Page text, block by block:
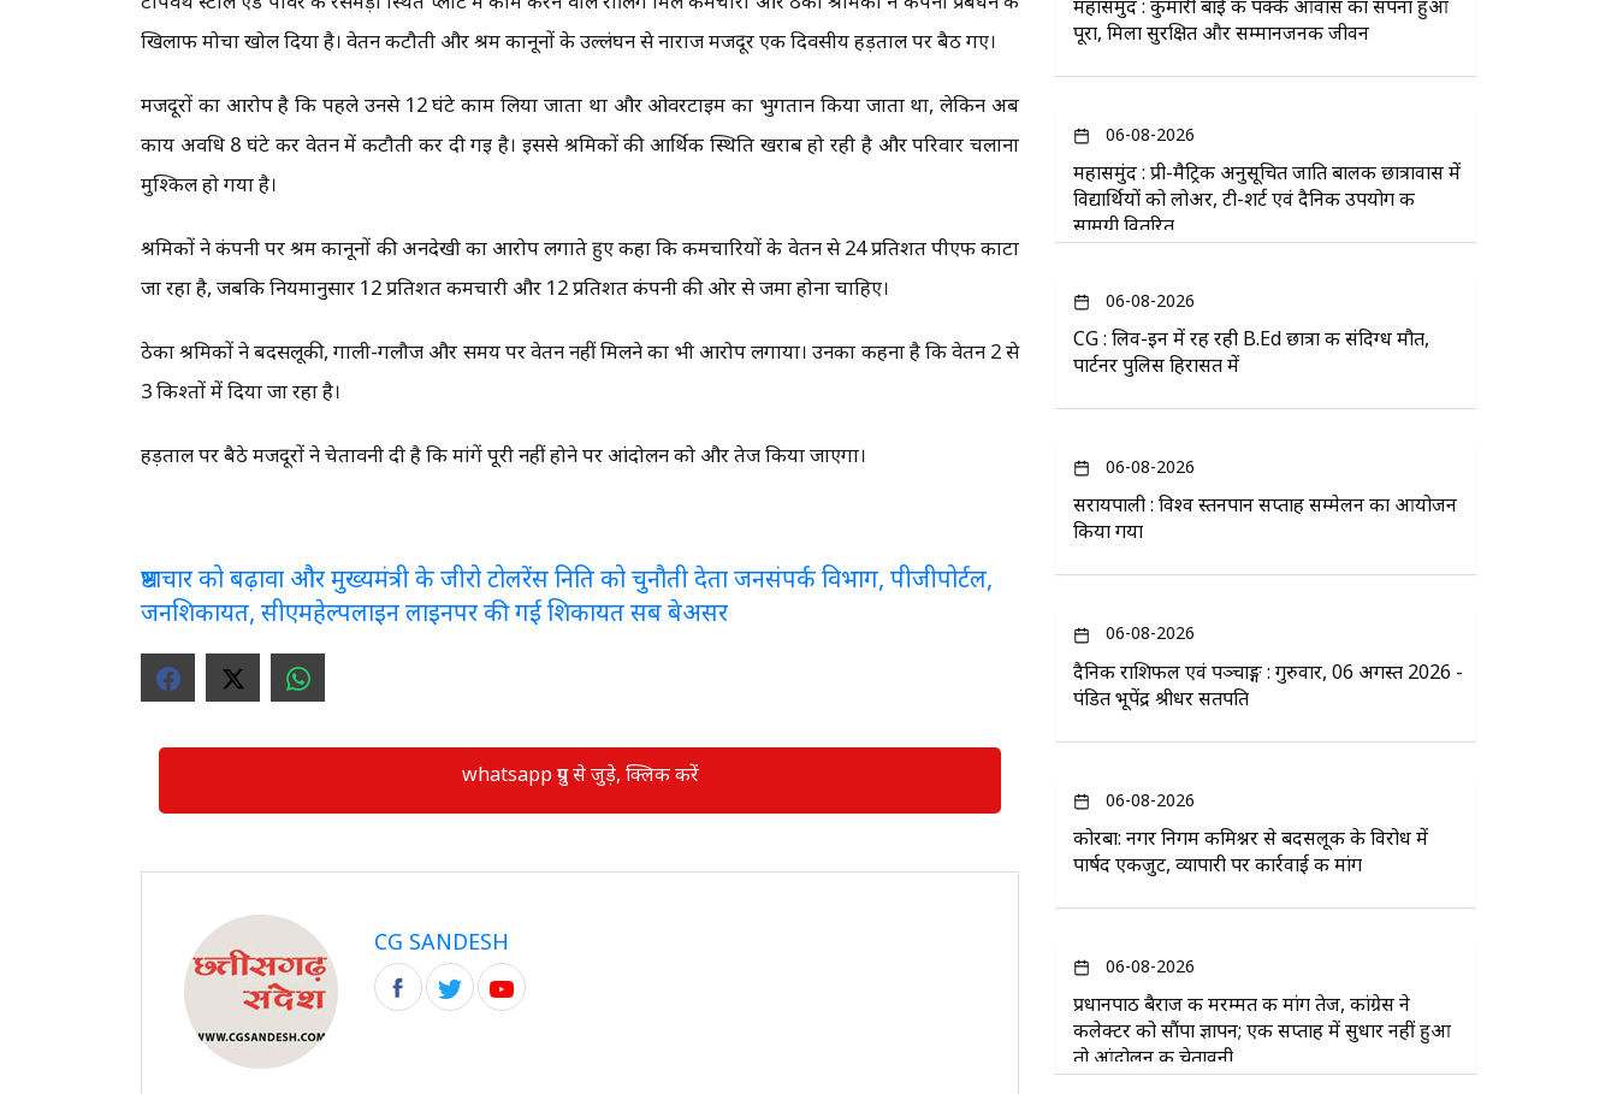
खिलाफ मोर्चा खोल दिया है। वेतन कटौती और श्रम कानूनों के उल्लंघन से नाराज मजदूर एक दिवसीय हड़ताल पर बैठ गए।
मजदूरों का आरोप है कि पहले उनसे 12 घंटे काम लिया जाता था और ओवरटाइम का भुगतान किया जाता था, लेकिन अब
कार्य अवधि 8 घंटे कर वेतन में कटौती कर दी गई है। इससे श्रमिकों की आर्थिक स्थिति खराब हो रही है और परिवार चलाना
मुश्किल हो गया है।
श्रमिकों ने कंपनी पर श्रम कानूनों की अनदेखी का आरोप लगाते हुए कहा कि कर्मचारियों के वेतन से 24 प्रतिशत पीएफ काटा
जा रहा है, जबकि नियमानुसार 12 प्रतिशत कर्मचारी और 12 प्रतिशत कंपनी की ओर से जमा होना चाहिए।
ठेका श्रमिकों ने बदसलूकी, गाली-गलौज और समय पर वेतन नहीं मिलने का भी आरोप लगाया। उनका कहना है कि वेतन 2 से
3 किश्तों में दिया जा रहा है।
हड़ताल पर बैठे मजदूरों ने चेतावनी दी है कि मांगें पूरी नहीं होने पर आंदोलन को और तेज किया जाएगा।
भ्रष्टाचार को बढ़ावा और मुख्यमंत्री के जीरो टोलरेंस निति को चुनौती देता जनसंपर्क विभाग, पीजीपोर्टल,
जनशिकायत, सीएमहेल्पलाइन लाइनपर की गई शिकायत सब बेअसर
whatsapp ग्रुप से जुड़े, क्लिक करें
CG SANDESH
महासमुंद : कुमारी बाई की पक्के आवास का सपना हुआ
पूरा, मिला सुरक्षित और सम्मानजनक जीवन
06-08-2026
महासमुंद : प्री-मैट्रिक अनुसूचित जाति बालक छात्रावास में
विद्यार्थियों को लोअर, टी-शर्ट एवं दैनिक उपयोग की
सामग्री वितरित
06-08-2026
CG : लिव-इन में रह रही B.Ed छात्रा की संदिग्ध मौत,
पार्टनर पुलिस हिरासत में
06-08-2026
सरायपाली : विश्व स्तनपान सप्ताह सम्मेलन का आयोजन
किया गया
06-08-2026
दैनिक राशिफल एवं पञ्चाङ्ग : गुरुवार, 06 अगस्त 2026 -
पंडित भूपेंद्र श्रीधर सतपति
06-08-2026
कोरबा: नगर निगम कमिश्नर से बदसलूकी के विरोध में
पार्षद एकजुट, व्यापारी पर कार्रवाई की मांग
06-08-2026
प्रधानपाठ बैराज की मरम्मत की मांग तेज, कांग्रेस ने
कलेक्टर को सौंपा ज्ञापन; एक सप्ताह में सुधार नहीं हुआ
तो आंदोलन की चेतावनी